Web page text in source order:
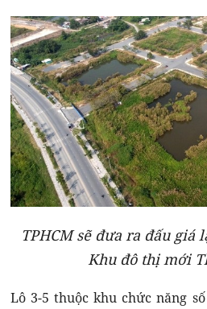
TPHCM sẽ đưa ra đấu giá
Khu đô thị mới
Lô 3-5 thuộc khu chức năng